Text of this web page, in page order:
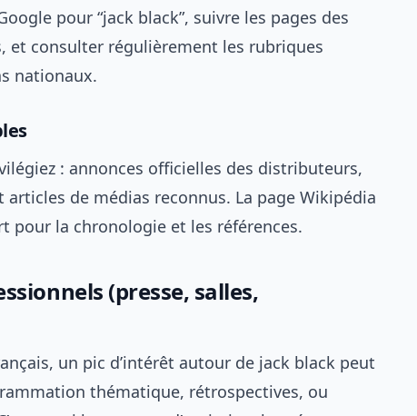
pour “jack black”, suivre les pages des
et consulter régulièrement les rubriques
nationaux.
: annonces officielles des distributeurs,
de médias reconnus. La page Wikipédia
pour la chronologie et les références.
(presse, salles,
un pic d’intérêt autour de jack black peut
thématique, rétrospectives, ou